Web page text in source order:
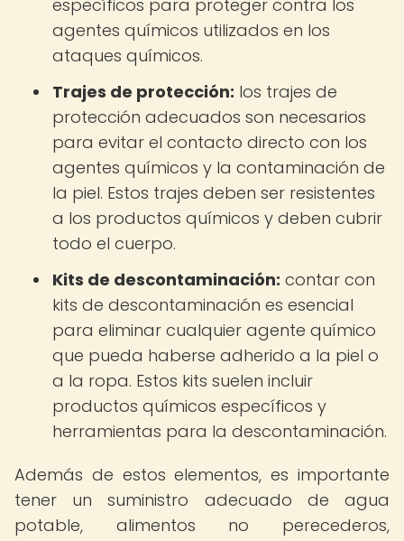
específicos para proteger contra los
agentes químicos utilizados en los
ataques químicos.
Trajes de protección: los trajes de
protección adecuados son necesarios
para evitar el contacto directo con los
agentes químicos y la contaminación de
la piel. Estos trajes deben ser resistentes
a los productos químicos y deben cubrir
todo el cuerpo.
Kits de descontaminación: contar con
kits de descontaminación es esencial
para eliminar cualquier agente químico
que pueda haberse adherido a la piel o
a la ropa. Estos kits suelen incluir
productos químicos específicos y
herramientas para la descontaminación.
Además de estos elementos, es importante
tener un suministro adecuado de agua
potable, alimentos no perecederos,